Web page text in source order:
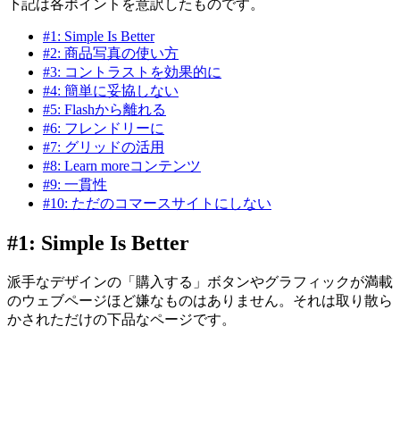
下記は各ポイントを意訳したものです。
#1: Simple Is Better
#2: 商品写真の使い方
#3: コントラストを効果的に
#4: 簡単に妥協しない
#5: Flashから離れる
#6: フレンドリーに
#7: グリッドの活用
#8: Learn moreコンテンツ
#9: 一貫性
#10: ただのコマースサイトにしない
#1: Simple Is Better
派手なデザインの「購入する」ボタンやグラフィックが満載
のウェブページほど嫌なものはありません。それは取り散ら
かされただけの下品なページです。